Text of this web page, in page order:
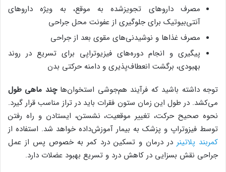
مصرف داروهای تجویزشده به موقع، به ویژه داروهای
آنتی‌بیوتیک برای جلوگیری از عفونت محل جراحی
مصرف غذاها و نوشیدنی‌های مقوی بعد از جراحی
پیگیری و انجام دوره‌های فیزیوتراپی برای تسریع در روند
بهبودی، برگشت انعطاف‌پذیری و دامنه حرکتی بدن
توجه داشته باشید که فرآیند هم‌جوشی استخوان‌هاچند ماهی طول
می‌کشد. در طول این زمان ستون فقرات باید در تراز مناسب قرار گیرد.
نحوه صحیح حرکت، تغییر موقعیت، نشستن، ایستادن و راه رفتن
توسط فیزوتراپ و پزشک به بیمار آموزش‌داده خواهد شد. استفاده از
کمربند پلاتینر در درمان و تسکین درد کمر به خصوص پس از عمل
جراحی نقش بسزایی در کاهش درد و تسریع بهبود عضلات دارد.